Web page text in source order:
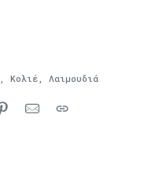
Κολιέ Λαιμουδιά